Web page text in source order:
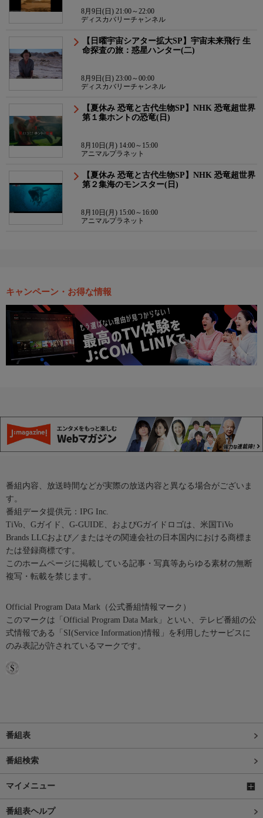
8月9日(日) 21:00～22:00
ディスカバリーチャンネル
【日曜宇宙シアター拡大SP】宇宙未来飛行 生
命探査の旅：惑星ハンター(二)
8月9日(日) 23:00～00:00
ディスカバリーチャンネル
【夏休み 恐竜と古代生物SP】NHK 恐竜超世界
第１集ホントの恐竜(日)
8月10日(月) 14:00～15:00
アニマルプラネット
【夏休み 恐竜と古代生物SP】NHK 恐竜超世界
第２集海のモンスター(日)
8月10日(月) 15:00～16:00
アニマルプラネット
キャンペーン・お得な情報
番組内容、放送時間などが実際の放送内容と異なる場合がございま
す。
番組データ提供元：IPG Inc.
TiVo、Gガイド、G-GUIDE、およびGガイドロゴは、米国TiVo
Brands LLCおよび／またはその関連会社の日本国内における商標ま
たは登録商標です。
このホームページに掲載している記事・写真等あらゆる素材の無断
複写・転載を禁じます。
Official Program Data Mark（公式番組情報マーク）
このマークは「Official Program Data Mark」といい、テレビ番組の公
式情報である「SI(Service Information)情報」を利用したサービスに
のみ表記が許されているマークです。
番組表
番組検索
マイメニュー
番組表ヘルプ